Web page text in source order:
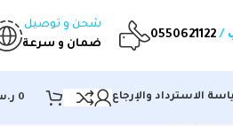
/
0550621122
شحن و توصيل
ضمان و سرعة
الاسترداد والإرجاع 0